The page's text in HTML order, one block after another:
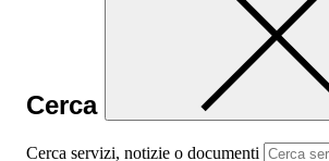
Cerca
Cerca servizi, notizie o documenti